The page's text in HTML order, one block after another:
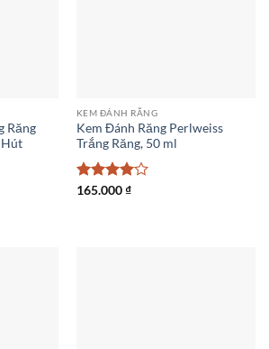
Răng
KEM ĐÁNH RĂNG
Kem Đánh Răng Perlweiss
Trắng Răng, 50 ml
Được
165.000₫